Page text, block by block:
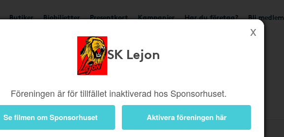
Butiker Biobiljetter Presentkort Kampanjer Har du företag? Bli medlem
SK Lejon
Föreningen är för tillfället inaktiverad hos Sponsorhuset.
Se filmen om Sponsorhuset Aktivera föreningen här
Ger upp till 3%
Information